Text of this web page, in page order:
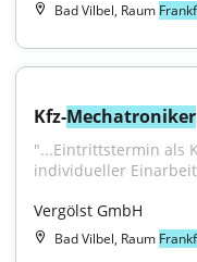
Bad Vilbel, Raum
Kfz-Mechatroniker
"...Eintrittstermin als
individueller
Vergölst GmbH
Bad Vilbel, Raum